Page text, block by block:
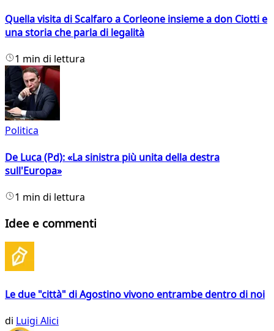
Quella visita di Scalfaro a Corleone insieme a don Ciotti e
una storia che parla di legalità
1 min di lettura
Politica
De Luca (Pd): «La sinistra più unita della destra
sull'Europa»
1 min di lettura
Idee e commenti
Le due "città" di Agostino vivono entrambe dentro di noi
di Luigi Alici